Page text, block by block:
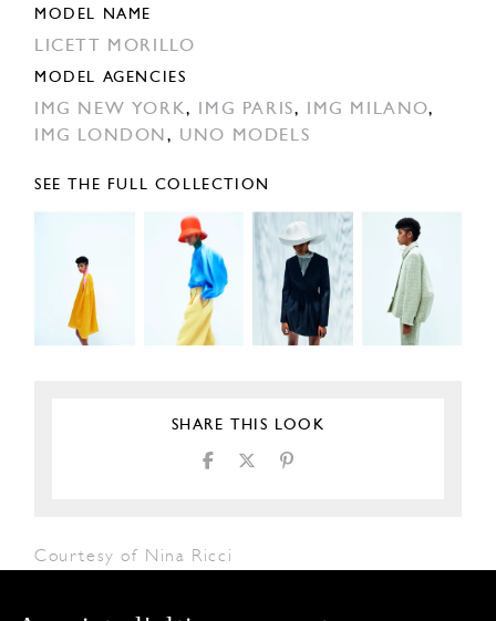
MODEL NAME
LICETT MORILLO
MODEL AGENCIES
IMG NEW YORK, IMG PARIS, IMG MILANO,
IMG LONDON , UNO MODELS
SEE THE FULL COLLECTION
SHARE THIS LOOK
Courtesy of Nina Ricci